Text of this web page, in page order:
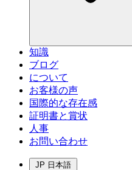
知識
ブログ
について
お客様の声
国際的な存在感
証明書と賞状
人事
お問い合わせ
JP 日本語